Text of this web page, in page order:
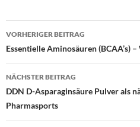
Beitragsnavigation
VORHERIGER BEITRAG
Essentielle Aminosäuren (BCAA’s)
NÄCHSTER BEITRAG
DDN D-Asparaginsäure Pulver als
Pharmasports